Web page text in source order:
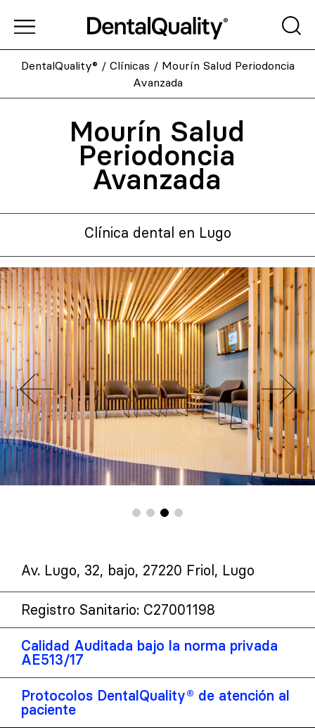
DentalQuality® / Clínicas / Mourín Salud Periodoncia
Avanzada
Mourín Salud
Periodoncia
Avanzada
Clínica dental en Lugo
Av. Lugo, 32, bajo, 27220 Friol, Lugo
Registro Sanitario: C27001198
Calidad Auditada bajo la norma privada
AE513/17
Protocolos DentalQuality® de atención al
paciente